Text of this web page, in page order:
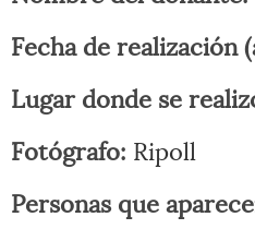
Fecha de realización
Lugar donde se
Fotógrafo: Ripoll
Personas que